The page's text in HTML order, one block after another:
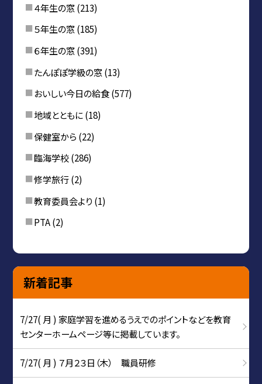
４年生の窓(213)
５年生の窓(185)
６年生の窓(391)
たんぽぽ学級の窓(13)
おいしい今日の給食(577)
地域とともに(18)
保健室から (22)
臨海学校(286)
修学旅行(2)
教育委員会より (1)
PTA(2)
新着記事
7/27( 月 ) 家庭学習を進めるうえでのポイントなどを教育
センターホームページ等に掲載しています。
7/27( 月 ) ７月２３日（木） 職員研修